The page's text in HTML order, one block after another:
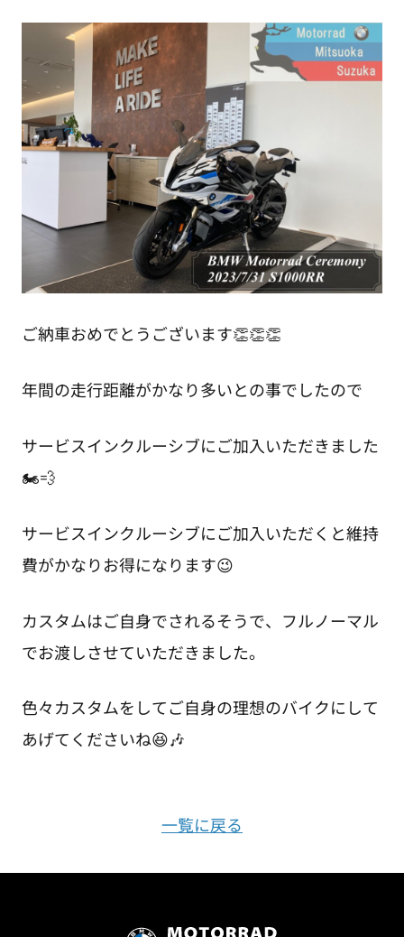
ご納車おめでとうございます👏👏👏
年間の走行距離がかなり多いとの事でしたので
サービスインクルーシブにご加入いただきました
🏍💨
サービスインクルーシブにご加入いただくと維持
費がかなりお得になります😉
カスタムはご自身でされるそうで、フルノーマル
でお渡しさせていただきました。
色々カスタムをしてご自身の理想のバイクにして
あげてくださいね😆🎶
一覧に戻る